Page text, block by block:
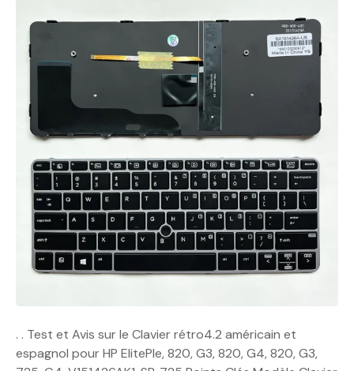
. . Test et Avis sur le Clavier rétro4.2 américain et
espagnol pour HP ElitePle, 820, G3, 820, G4, 820, G3,